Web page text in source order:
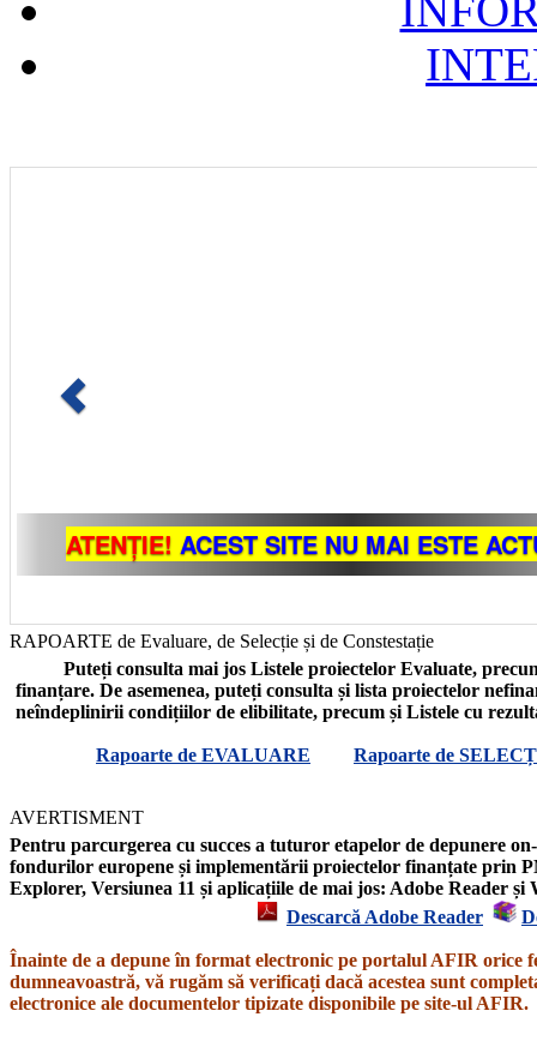
RAPOARTE de Evaluare, de Selecție și de Constestație
Puteți consulta mai jos Listele proiectelor Evaluate,
finanțare. De asemenea, puteți consulta și lista proiectelor
neîndeplinirii condițiilor de elibilitate, precum și Listele cu
Rapoarte de EVALUARE Rapoarte de
AVERTISMENT
Pentru parcurgerea cu succes a tuturor etapelor de depunere
fondurilor europene și implementării proiectelor finanțate prin
Explorer, Versiunea 11 și aplicațiile de mai jos: Adobe Reader și
Descarcă Adobe Reader
Înainte de a depune în format electronic pe portalul AFIR orice
dumneavoastră, vă rugăm să verificați dacă acestea sunt
electronice ale documentelor tipizate disponibile pe site-ul AFIR.